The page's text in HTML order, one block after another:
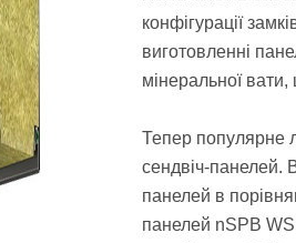
конфігурації
виготовленні
мінеральної вати,
Тепер популярне
сендвіч-панелей.
панелей в
панелей nSPB WS